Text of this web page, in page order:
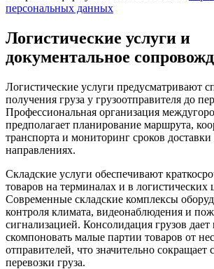
персональных данных
Логистические услуги и
документальное
Логистические услуги предусматривают
получения груза у грузоотправителя до
Профессиональная организация
предполагает планирование маршрута,
транспорта и мониторинг сроков доставки
направлениях.
Складские услуги обеспечивают
товаров на терминалах и в логистических
Современные складские комплексы
контроля климата, видеонаблюдения и
сигнализацией. Консолидация грузов
скомпоновать малые партии товаров от
отправителей, что значительно сокращает
перевозки груза.